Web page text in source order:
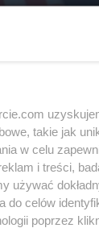
takie jak
w celu
i treści,
używać
do celów
poprzez